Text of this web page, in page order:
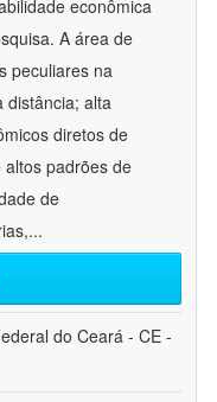
econômica
A área de
peculiares na
distância; alta
diretos de
padrões de
de
...
do Ceará - CE -